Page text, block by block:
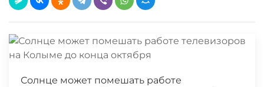
Солнце может помешать работе